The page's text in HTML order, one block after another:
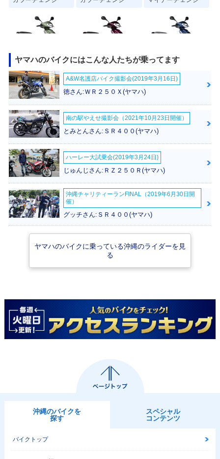
2021年 AXIS Z・
カラーチェンジ
2019年 AXIS Z・
カラーチェンジ
2017年 AXIS Z・
新登場
ヤマハのバイクにはこんな人たちが乗ってます
A&W名護店バイク撮影会(2019年3月16日)
徳さん:ＷＲ２５０Ｘ(ヤマハ)
南の駅やえせ撮影会（2021年10月23日開催）
とみとんさん:ＳＲ４００(ヤマハ)
ハーレー大試乗会(2019年3月24日)
じゅんじさん:ＲＺ２５０Ｒ(ヤマハ)
沖縄チャリティーランFINAL（2019年6月30日開
催）
グッチさん:ＳＲ４００(ヤマハ)
ヤマハのバイクに乗っている沖縄のライダーを見
る
沖縄のバイクを
探す
スペシャル
コンテンツ
バイクトップ